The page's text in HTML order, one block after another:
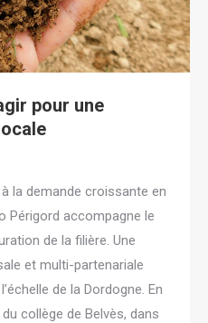
pour une
à la demande croissante en
Périgord accompagne le
de la filière. Une
et multi-partenariale
de la Dordogne. En
collège de Belvès, dans